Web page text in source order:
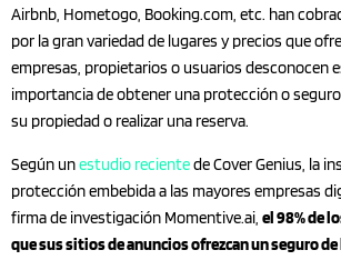
Airbnb, Hometogo, Booking.com, etc. han
por la gran variedad de lugares y precios que
empresas, propietarios o usuarios desconocen
importancia de obtener una protección o
su propiedad o realizar una reserva.
Según unestudio recientede Cover Genius, la
protección embebida a las mayores empresas
firma de investigación Momentive.ai, el 98% de
que sus sitios de anuncios ofrezcan un seguro